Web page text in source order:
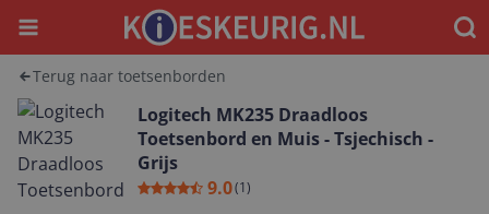
Menu
Terug naar toetsenborden
Logitech MK235 Draadloos
Toetsenbord en Muis - Tsjechisch -
Grijs
9.0(1)